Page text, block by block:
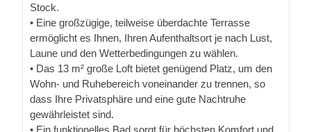
Stock.
• Eine großzügige, teilweise überdachte Terrasse
ermöglicht es Ihnen, Ihren Aufenthaltsort je nach Lust,
Laune und den Wetterbedingungen zu wählen.
• Das 13 m² große Loft bietet genügend Platz, um den
Wohn- und Ruhebereich voneinander zu trennen, so
dass Ihre Privatsphäre und eine gute Nachtruhe
gewährleistet sind.
• Ein funktionelles Bad sorgt für höchsten Komfort und